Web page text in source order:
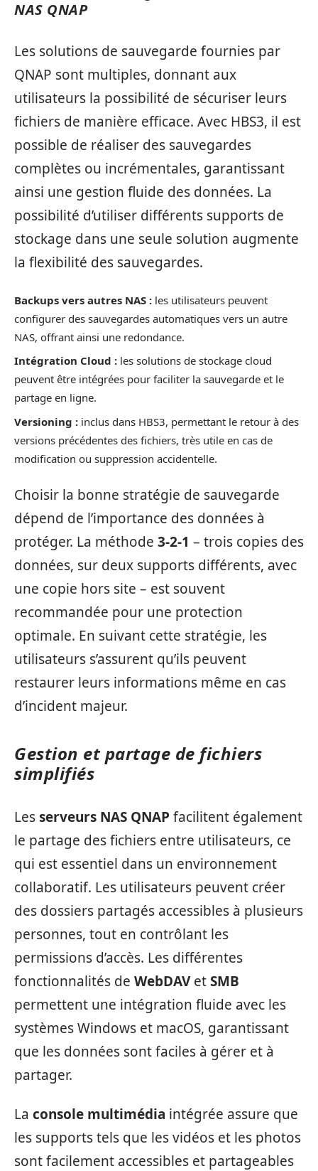
NAS QNAP
Les solutions de sauvegarde fournies par
QNAP sont multiples, donnant aux
utilisateurs la possibilité de sécuriser leurs
fichiers de manière efficace. Avec HBS3, il est
possible de réaliser des sauvegardes
complètes ou incrémentales, garantissant
ainsi une gestion fluide des données. La
possibilité d’utiliser différents supports de
stockage dans une seule solution augmente
la flexibilité des sauvegardes.
Backups vers autres NAS : les utilisateurs peuvent
configurer des sauvegardes automatiques vers un autre
NAS, offrant ainsi une redondance.
Intégration Cloud : les solutions de stockage cloud
peuvent être intégrées pour faciliter la sauvegarde et le
partage en ligne.
Versioning : inclus dans HBS3, permettant le retour à des
versions précédentes des fichiers, très utile en cas de
modification ou suppression accidentelle.
Choisir la bonne stratégie de sauvegarde
dépend de l’importance des données à
protéger. La méthode 3-2-1 – trois copies des
données, sur deux supports différents, avec
une copie hors site – est souvent
recommandée pour une protection
optimale. En suivant cette stratégie, les
utilisateurs s’assurent qu’ils peuvent
restaurer leurs informations même en cas
d’incident majeur.
Gestion et partage de fichiers
simplifiés
Lesserveurs NAS QNAP facilitent également
le partage des fichiers entre utilisateurs, ce
qui est essentiel dans un environnement
collaboratif. Les utilisateurs peuvent créer
des dossiers partagés accessibles à plusieurs
personnes, tout en contrôlant les
permissions d’accès. Les différentes
fonctionnalités de WebDAVetSMB
permettent une intégration fluide avec les
systèmes Windows et macOS, garantissant
que les données sont faciles à gérer et à
partager.
La console multimédia intégrée assure que
les supports tels que les vidéos et les photos
sont facilement accessibles et partageables